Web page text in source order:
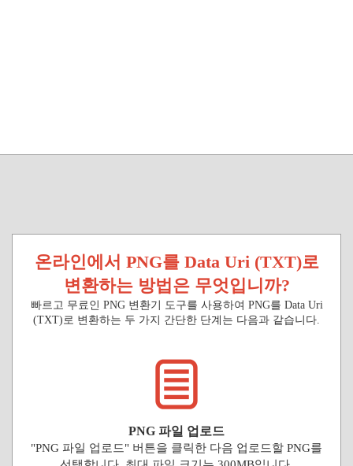
온라인에서 PNG를 Data Uri (TXT)로
변환하는 방법은 무엇입니까?
빠르고 무료인 PNG 변환기 도구를 사용하여 PNG를 Data Uri
(TXT)로 변환하는 두 가지 간단한 단계는 다음과 같습니다.
PNG 파일 업로드
"PNG 파일 업로드" 버튼을 클릭한 다음 업로드할 PNG를